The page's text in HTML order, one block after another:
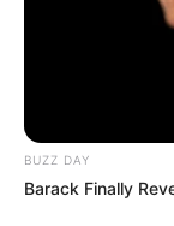
BUZZ DAY
Barack Finally